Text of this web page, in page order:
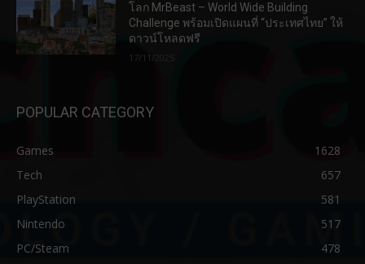
โลก MrBeast – World Wide Building
Challenge พร้อมเปิดแผนที่ “ประเทศไทย” ให้
ดาวน์โหลดฟรี
17/11/2025
POPULAR CATEGORY
Games
1628
Tech
657
PlayStation
581
Nintendo
517
PC/Steam
478